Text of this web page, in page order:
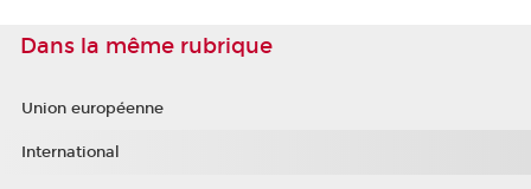
Dans la même rubrique
Union européenne
International